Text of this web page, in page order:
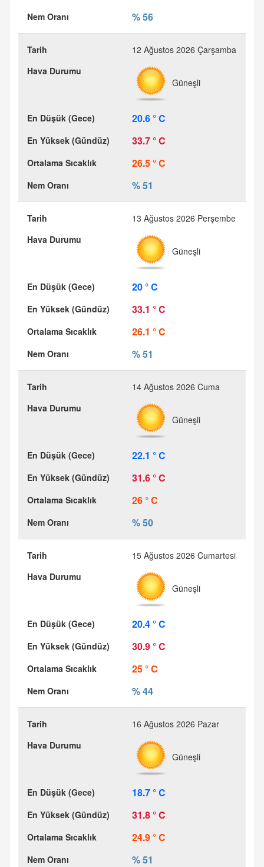
% 56
12 Ağustos 2026 Çarşamba
Güneşli
20.6 ° C
33.7 ° C
26.5 ° C
% 51
13 Ağustos 2026 Perşembe
Güneşli
20 ° C
33.1 ° C
26.1 ° C
% 51
14 Ağustos 2026 Cuma
Güneşli
22.1 ° C
31.6 ° C
26 ° C
% 50
15 Ağustos 2026 Cumartesi
Güneşli
20.4 ° C
30.9 ° C
25 ° C
% 44
16 Ağustos 2026 Pazar
Güneşli
18.7 ° C
31.8 ° C
24.9 ° C
% 51